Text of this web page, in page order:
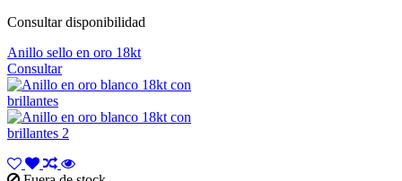
Consultar disponibilidad
Anillo sello en oro 18kt
Consultar